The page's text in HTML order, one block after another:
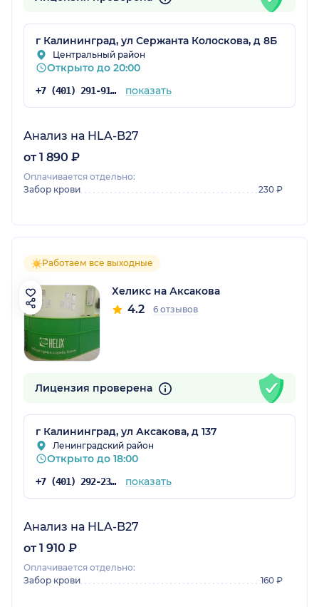
г Калининград, ул Сержанта Колоскова, д 8Б
Центральный район
Открыто до 20:00
+7 (401) 291-91-50 показать
Анализ на HLA-B27
от 1 890 ₽
Оплачивается отдельно:
Забор крови
230 ₽
Работаем все выходные
Хеликс на Аксакова
4.2 6 отзывов
Лицензия проверена
г Калининград, ул Аксакова, д 137
Ленинградский район
Открыто до 18:00
+7 (401) 292-23-92 показать
Анализ на HLA-B27
от 1 910 ₽
Оплачивается отдельно:
Забор крови
160 ₽